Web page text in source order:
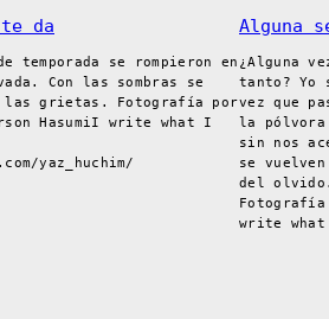
da
temporada se rompieron en
Con las sombras se
las grietas. Fotografía por
HasumiI write what I
yaz_huchim/
Alguna
¿Alguna
tanto? Yo
vez que
la pólvora
sin nos
se
del olvido.
Fotografía
write what